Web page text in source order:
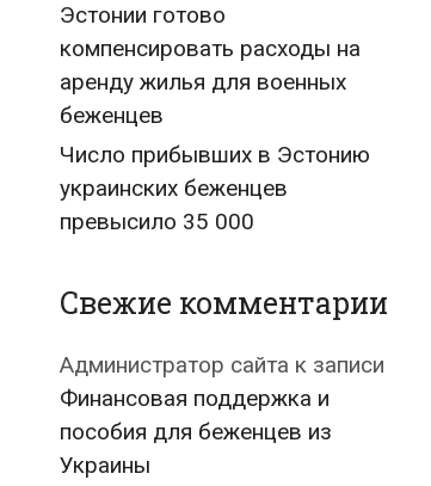
Эстонии готово
компенсировать расходы на
аренду жилья для военных
беженцев
Число прибывших в Эстонию
украинских беженцев
превысило 35 000
Свежие комментарии
Администратор сайта к записи
Финансовая поддержка и
пособия для беженцев из
Украины